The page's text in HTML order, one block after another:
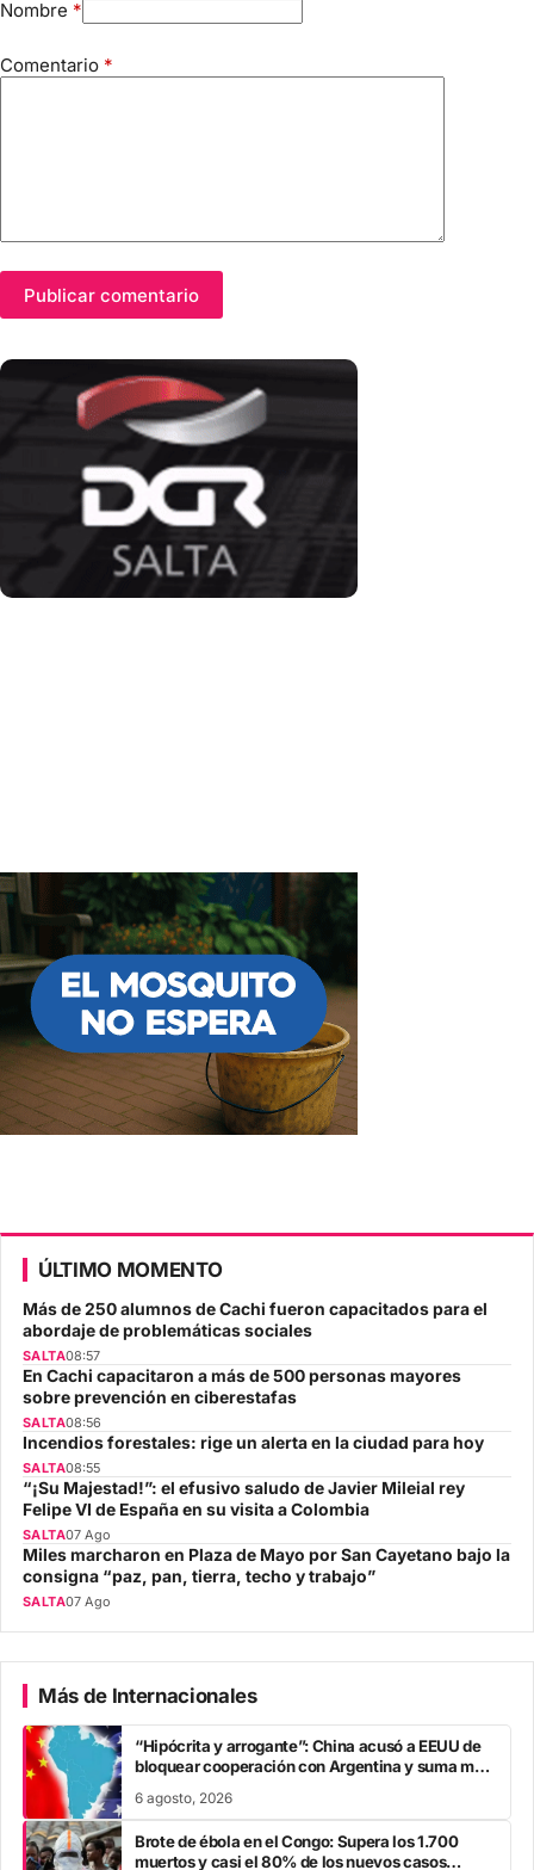
Nombre *
Comentario *
Publicar comentario
ÚLTIMO MOMENTO
Más de 250 alumnos de Cachi fueron capacitados para el
abordaje de problemáticas sociales
SALTA08:57
En Cachi capacitaron a más de 500 personas mayores
sobre prevención en ciberestafas
SALTA08:56
Incendios forestales: rige un alerta en la ciudad para hoy
SALTA08:55
“¡Su Majestad!”: el efusivo saludo de Javier Mileial rey
Felipe VI de España en su visita a Colombia
SALTA07 Ago
Miles marcharon en Plaza de Mayo por San Cayetano bajo la
consigna “paz, pan, tierra, techo y trabajo”
SALTA07 Ago
Más de Internacionales
“Hipócrita y arrogante”: China acusó a EEUU de
bloquear cooperación con Argentina y suma mas
6 agosto, 2026
Brote de ébola en el Congo: Supera los 1.700
muertos y casi el 80% de los nuevos casos